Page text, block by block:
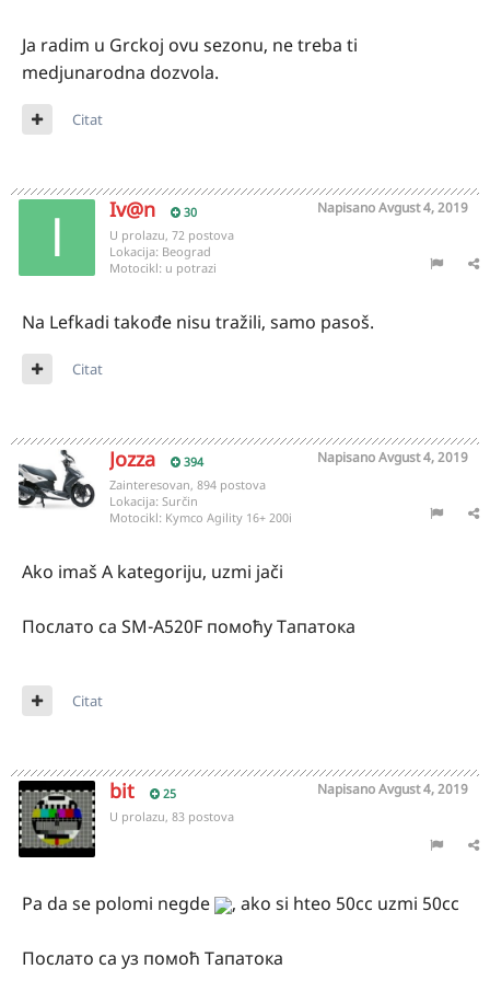
Ja radim u Grckoj ovu sezonu, ne treba ti
medjunarodna dozvola.
Citat
Iv@n 30 NapisanoAvgust 4, 2019
U prolazu, 72 postova
Lokacija: Beograd
Motocikl: u potrazi
Na Lefkadi takođe nisu tražili, samo pasoš.
Citat
Jozza 394 NapisanoAvgust 4, 2019
Zainteresovan, 894 postova
Lokacija: Surčin
Motocikl: Kymco Agility 16+ 200i
Ako imaš A kategoriju, uzmi jači
Послато са SM-A520F помоћу Тапатока
Citat
bit 25 NapisanoAvgust 4, 2019
U prolazu, 83 postova
Pa da se polomi negde , ako si hteo 50cc uzmi 50cc
Послато са уз помоћ Тапатока